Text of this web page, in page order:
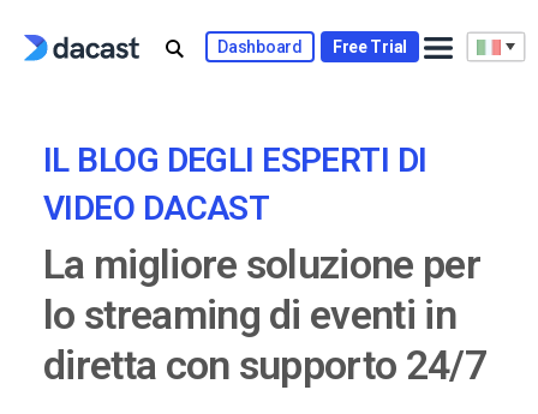
Dashboard Free Trial
IL BLOG DEGLI ESPERTI DI
VIDEO DACAST
La migliore soluzione per
lo streaming di eventi in
diretta con supporto 24/7